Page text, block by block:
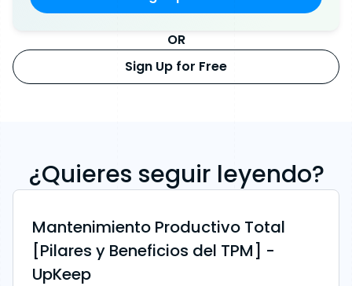
OR
Sign Up for Free
¿Quieres seguir leyendo?
Mantenimiento Productivo Total
[Pilares y Beneficios del TPM] -
UpKeep